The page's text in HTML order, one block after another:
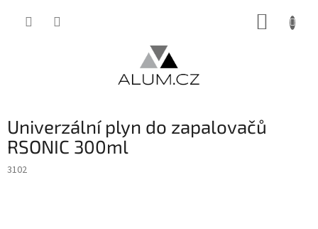
Univerzální plyn do zapalovačů
RSONIC 300ml
3102